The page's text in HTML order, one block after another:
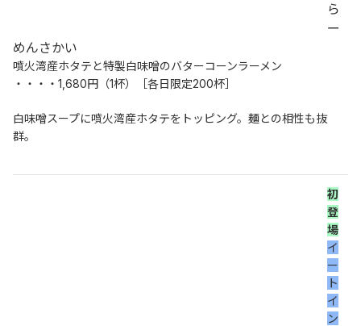
ら
ー
めんさかい
噴火湾産ホタテと特製白味噌のバターコーンラーメン
・・・・1,680円（1杯）［各日限定200杯］
白味噌スープに噴火湾産ホタテをトッピング。麺との相性も抜
群。
初
登
場
イ
ー
ト
イ
ン